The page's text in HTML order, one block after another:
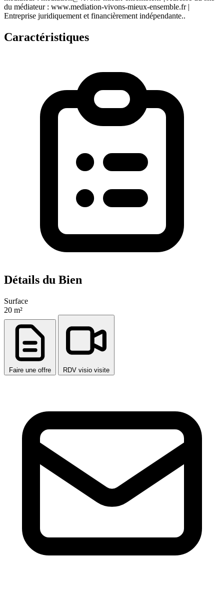
du médiateur : www.mediation-vivons-mieux-ensemble.fr |
Entreprise juridiquement et financièrement indépendante..
Caractéristiques
Détails du Bien
Surface
20 m²
Faire une offre RDV visio visite